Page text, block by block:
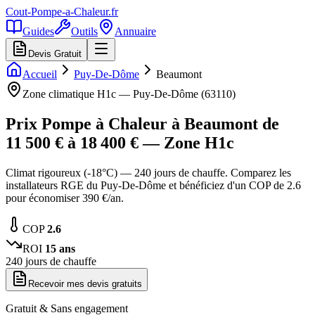
Cout-Pompe-a-Chaleur.fr
Guides
Outils Annuaire
Devis Gratuit
Accueil Puy-De-Dôme
Beaumont
Zone climatique H1c — Puy-De-Dôme (63110)
Prix Pompe à Chaleur à Beaumont de
11 500 € à 18 400 € — Zone H1c
Climat rigoureux (-18°C) — 240 jours de chauffe. Comparez les
installateurs RGE du Puy-De-Dôme et bénéficiez d'un COP de 2.6
pour économiser 390 €/an.
COP2.6
ROI 15 ans
240 jours de chauffe
Recevoir mes devis gratuits
Gratuit & Sans engagement